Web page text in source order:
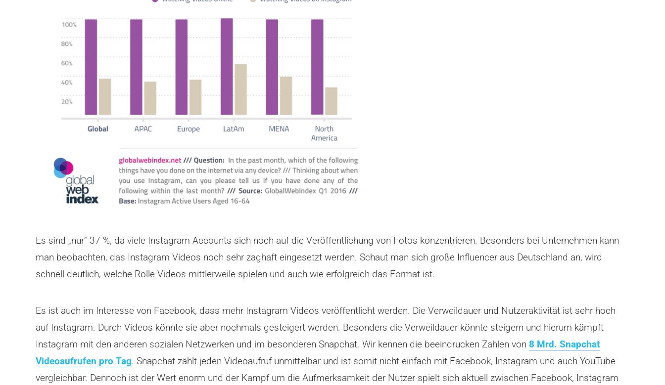
Es sind „nur“ 37 %, da viele Instagram Accounts sich noch auf die Veröffentlichung von Fotos konzentrieren. Besonders bei Unternehmen kann
man beobachten, das Instagram Videos noch sehr zaghaft eingesetzt werden. Schaut man sich große Influencer aus Deutschland an, wird
schnell deutlich, welche Rolle Videos mittlerweile spielen und auch wie erfolgreich das Format ist.
Es ist auch im Interesse von Facebook, dass mehr Instagram Videos veröffentlicht werden. Die Verweildauer und Nutzeraktivität ist sehr hoch
auf Instagram. Durch Videos könnte sie aber nochmals gesteigert werden. Besonders die Verweildauer könnte steigern und hierum kämpft
Instagram mit den anderen sozialen Netzwerken und im besonderen Snapchat. Wir kennen die beeindrucken Zahlen von 8 Mrd. Snapchat
Videoaufrufen pro Tag. Snapchat zählt jeden Videoaufruf unmittelbar und ist somit nicht einfach mit Facebook, Instagram und auch YouTube
vergleichbar. Dennoch ist der Wert enorm und der Kampf um die Aufmerksamkeit der Nutzer spielt sich aktuell zwischen Facebook, Instagram